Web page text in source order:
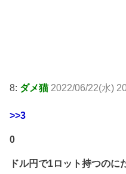
8: ダメ猫 2022/06/22(水)
>>3
0
ドル円で1ロット持つの